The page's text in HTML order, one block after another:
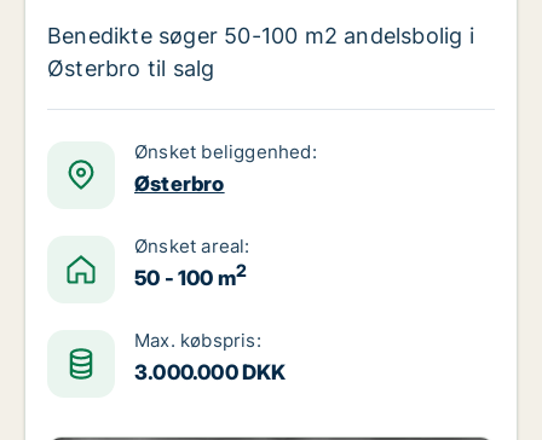
Benedikte søger 50-100 m2 andelsbolig i
Østerbro til salg
Ønsket beliggenhed:
Østerbro
Ønsket areal:
50 - 100 m2
Max. købspris:
3.000.000 DKK